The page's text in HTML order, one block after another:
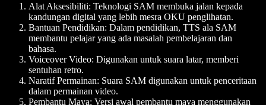
Alat Aksesibiliti: Teknologi SAM membuka jalan kepada
kandungan digital yang lebih mesra OKU penglihatan.
Bantuan Pendidikan: Dalam pendidikan, TTS ala SAM
membantu pelajar yang ada masalah pembelajaran dan
bahasa.
Voiceover Video: Digunakan untuk suara latar, memberi
sentuhan retro.
Naratif Permainan: Suara SAM digunakan untuk penceritaan
dalam permainan video.
Pembantu Maya: Versi awal pembantu maya menggunakan